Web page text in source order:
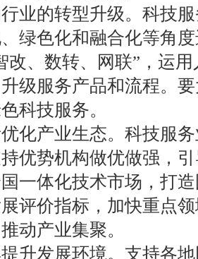
的转型升级。科技服
绿色化和融合化等角
改、数转、网联”，运
级服务产品和流程。
科技服务。
产业生态。科技服务
优势机构做优做强，
一体化技术市场，打
评价指标，加快重点
动产业集聚。
发展环境。支持各地